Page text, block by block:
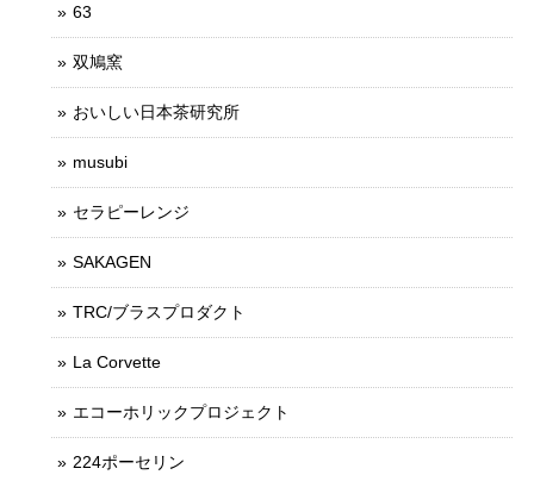
63
双鳩窯
おいしい日本茶研究所
musubi
セラピーレンジ
SAKAGEN
TRC/ブラスプロダクト
La Corvette
エコーホリックプロジェクト
224ポーセリン